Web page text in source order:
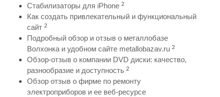
Стабилизаторы для iPhone 2
Как создать привлекательный и функциональный
сайт 2
Подробный обзор и отзыв о металлобазе
Волхонка и удобном сайте metallobazav.ru 2
Обзор-отзыв о компании DVD диски: качество,
разнообразие и доступность 2
Обзор отзыв о фирме по ремонту
электроприборов и ее веб-ресурсе